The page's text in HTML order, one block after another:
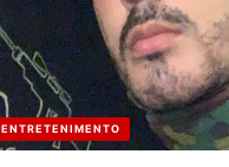
ENTRETENIMENTO